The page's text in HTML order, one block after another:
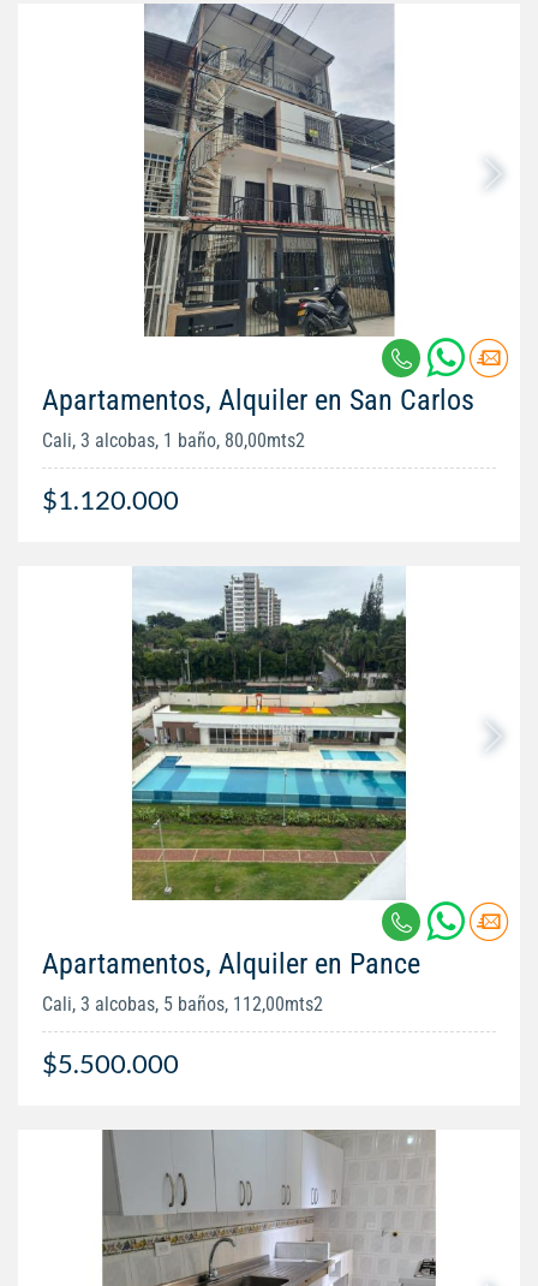
Apartamentos, Alquiler en San Carlos
Cali, 3 alcobas, 1 baño, 80,00mts2
$1.120.000
Apartamentos, Alquiler en Pance
Cali, 3 alcobas, 5 baños, 112,00mts2
$5.500.000